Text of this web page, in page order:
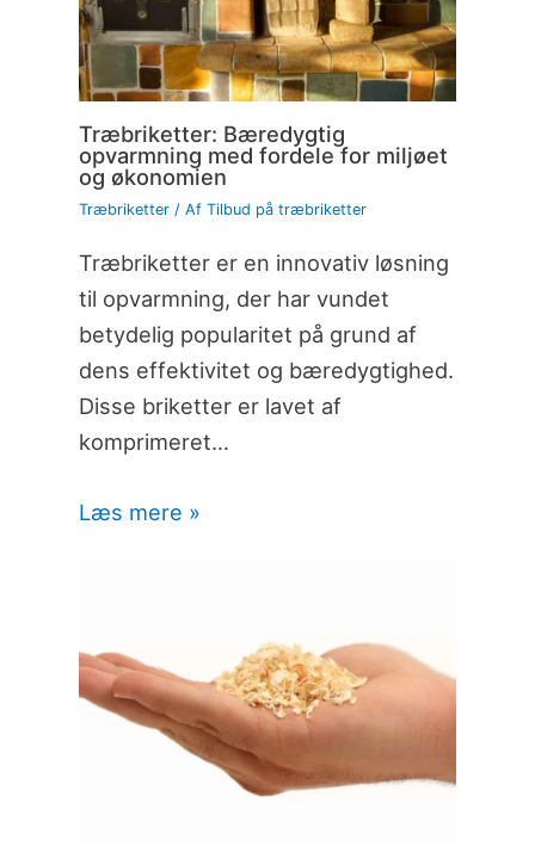
Træbriketter: Bæredygtig
opvarmning med fordele for miljøet
og økonomien
Træbriketter/ Af Tilbud på træbriketter
Træbriketter er en innovativ løsning
til opvarmning, der har vundet
betydelig popularitet på grund af
dens effektivitet og bæredygtighed.
Disse briketter er lavet af
komprimeret…
Læs mere »